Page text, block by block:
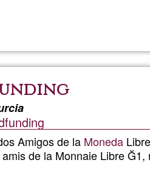
Amigos de la Moneda
de la Monnaie Libre